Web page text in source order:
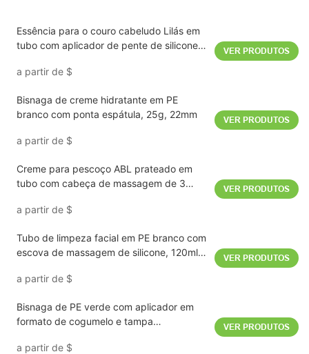
Essência para o couro cabeludo Lilás em
tubo com aplicador de pente de silicone,
a partir de $
VER PRODUTOS
Bisnaga de creme hidratante em PE
branco com ponta espátula, 25g, 22mm
a partir de $
VER PRODUTOS
Creme para pescoço ABL prateado em
tubo com cabeça de massagem de 3
a partir de $
VER PRODUTOS
Tubo de limpeza facial em PE branco com
escova de massagem de silicone, 120ml,
a partir de $
VER PRODUTOS
Bisnaga de PE verde com aplicador em
formato de cogumelo e tampa
a partir de $
VER PRODUTOS